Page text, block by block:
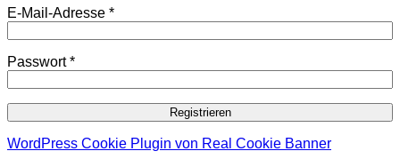
E-Mail-Adresse *Erforderlich
Passwort*Erforderlich
Registrieren
WordPress Cookie Plugin von Real Cookie Banner